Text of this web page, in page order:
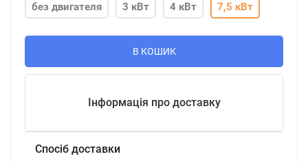
без двигателя 3 кВт 4 кВт 7,5 кВт
В КОШИК
Інформація про доставку
Спосіб доставки